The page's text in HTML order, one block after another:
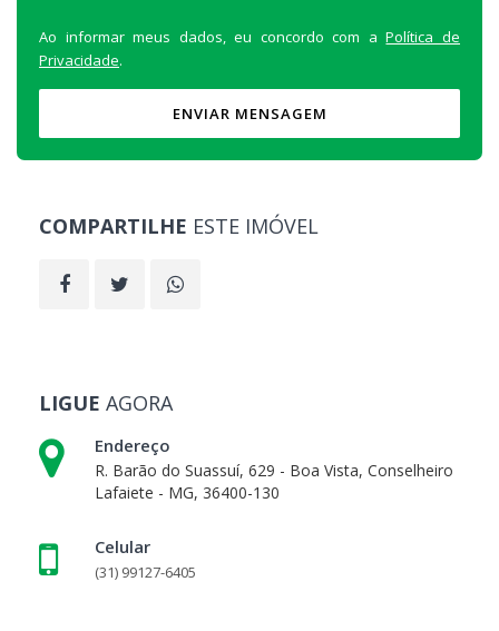
Ao informar meus dados, eu concordo com aPolítica de
Privacidade.
ENVIAR MENSAGEM
COMPARTILHE ESTE IMÓVEL
LIGUE AGORA
Endereço
R. Barão do Suassuí, 629 - Boa Vista, Conselheiro
Lafaiete - MG, 36400-130
Celular
(31) 99127-6405